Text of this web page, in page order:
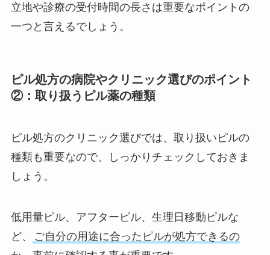
立地や診療の受付時間の長さは重要なポイントの
一つと言えるでしょう。
ピル処方の病院やクリニック選びのポイント
②：取り扱うピル薬の種類
ピル処方のクリニック選びでは、取り扱いピルの
種類も重要なので、しっかりチェックしておきま
しょう。
低用量ピル、アフターピル、生理日移動ピルな
ど、
ご自分の用途に合ったピルが処方できるの